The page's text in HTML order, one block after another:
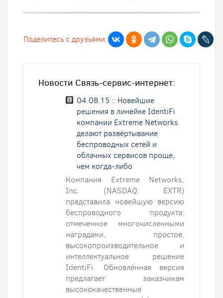
Поделитесь с друзьями:
Новости Связь-cервис-интернет:
04.08.15 :: Новейшие
решения в линейке IdentiFi
компании Extreme Networks
делают развёртывание
беспроводных сетей и
облачных сервисов проще,
чем когда-либо
Компания Extreme Networks,
Inc. (NASDAQ: EXTR)
представила новейшую версию
беспроводного продукта:
отмеченное многочисленными
наградами, простое,
высокопроизводительное и
интеллектуальное решение
IdentiFi. Обновлённая версия
предлагает заказчикам
высококачественные